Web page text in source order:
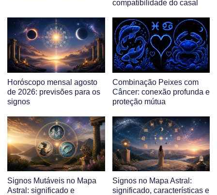
compatibilidade do casal
Horóscopo mensal agosto
de 2026: previsões para os
signos
Combinação Peixes com
Câncer: conexão profunda e
proteção mútua
Signos Mutáveis no Mapa
Astral: significado e
Signos no Mapa Astral:
significado, características e